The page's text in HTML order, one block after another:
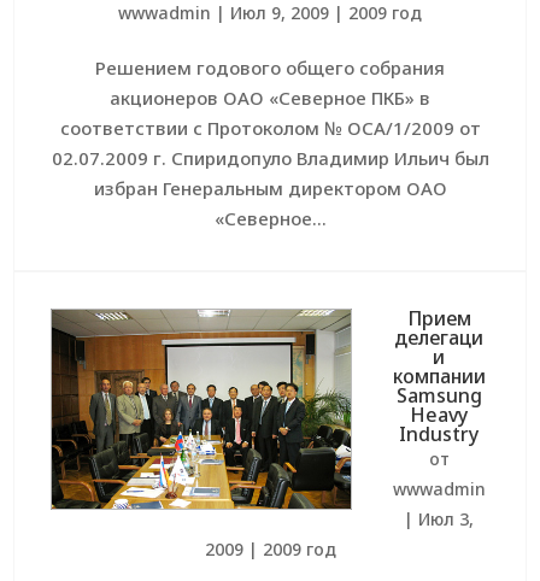
wwwadmin | Июл 9, 2009 | 2009 год
Решением годового общего собрания
акционеров ОАО «Северное ПКБ» в
соответствии с Протоколом № ОСА/1/2009 от
02.07.2009 г. Спиридопуло Владимир Ильич был
избран Генеральным директором ОАО
«Северное...
Прием
делегаци
и
компании
Samsung
Heavy
Industry
от
wwwadmin
| Июл 3,
2009| 2009 год